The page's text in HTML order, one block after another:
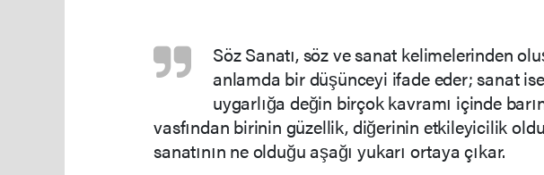
Söz Sanatı, söz ve sanat kelimelerinden
anlamda bir düşünceyi ifade eder; sanat
uygarlığa değin birçok kavramı içinde
vasfından birinin güzellik, diğerinin etkileyicilik
sanatının ne olduğu aşağı yukarı ortaya çıkar.